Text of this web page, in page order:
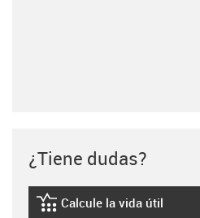
¿Tiene dudas?
igus-icon-lebensdauerrechner
Calcule la vida útil